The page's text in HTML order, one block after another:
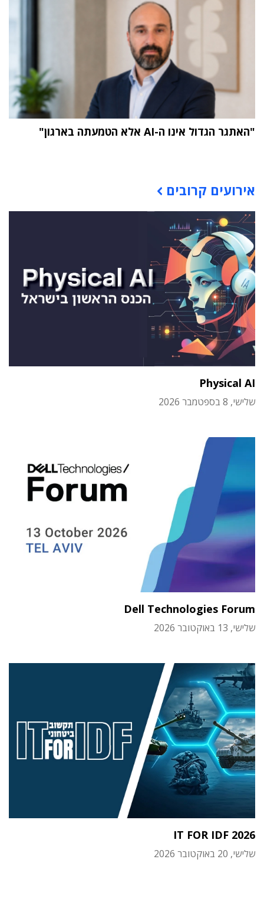
"האתגר הגדול אינו ה-AI אלא הטמעתה בארגון"
אירועים קרובים
Physical AI
שלישי, 8 בספטמבר 2026
Dell Technologies Forum
שלישי, 13 באוקטובר 2026
IT FOR IDF 2026
שלישי, 20 באוקטובר 2026